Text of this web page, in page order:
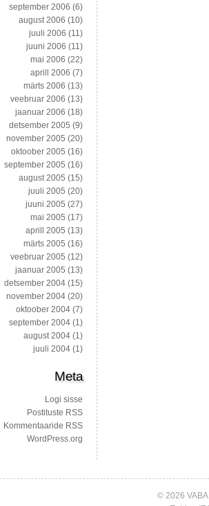
september 2006 (6)
august 2006 (10)
juuli 2006 (11)
juuni 2006 (11)
mai 2006 (22)
aprill 2006 (7)
märts 2006 (13)
veebruar 2006 (13)
jaanuar 2006 (18)
detsember 2005 (9)
november 2005 (20)
oktoober 2005 (16)
september 2005 (16)
august 2005 (15)
juuli 2005 (20)
juuni 2005 (27)
mai 2005 (17)
aprill 2005 (13)
märts 2005 (16)
veebruar 2005 (12)
jaanuar 2005 (13)
detsember 2004 (15)
november 2004 (20)
oktoober 2004 (7)
september 2004 (1)
august 2004 (1)
juuli 2004 (1)
Meta
Logi sisse
Postituste RSS
Kommentaaride RSS
WordPress.org
© 2026